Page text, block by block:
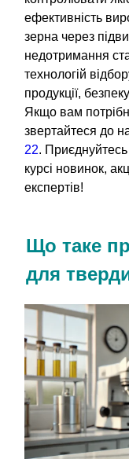
ефективність
зерна через
недотримання
технологій
продукції,
Якщо вам
звертайтеся до
22.
курсі новинок,
експертів!
Що таке
для